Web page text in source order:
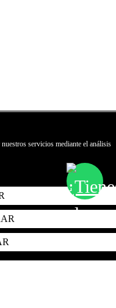
servicios mediante el análisis